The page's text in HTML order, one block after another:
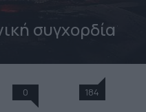
συγχορδία
0 184